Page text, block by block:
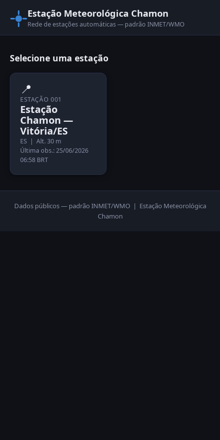
Estação Meteorológica Chamon
Rede de estações automáticas — padrão INMET/WMO
Selecione uma estação
📍
ESTAÇÃO 001
Estação
Chamon —
Vitória/ES
ES | Alt. 30 m
Última obs.: 25/06/2026
06:58 BRT
Dados públicos — padrão INMET/WMO | Estação Meteorológica
Chamon